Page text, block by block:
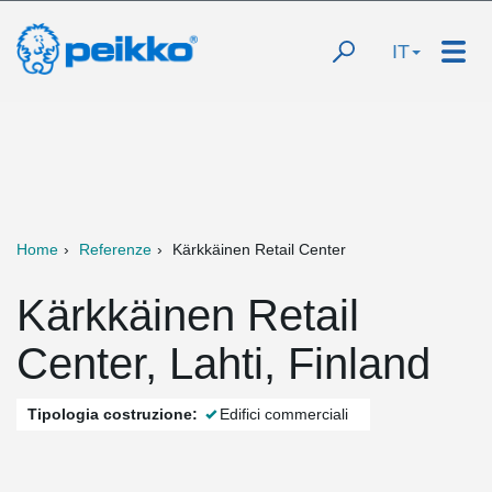
IT
Home Referenze Kärkkäinen Retail Center
Kärkkäinen Retail
Center, Lahti, Finland
Tipologia costruzione: Edifici commerciali